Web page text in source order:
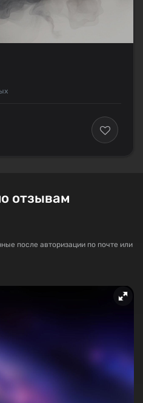
отзывам
после авторизации по почте или